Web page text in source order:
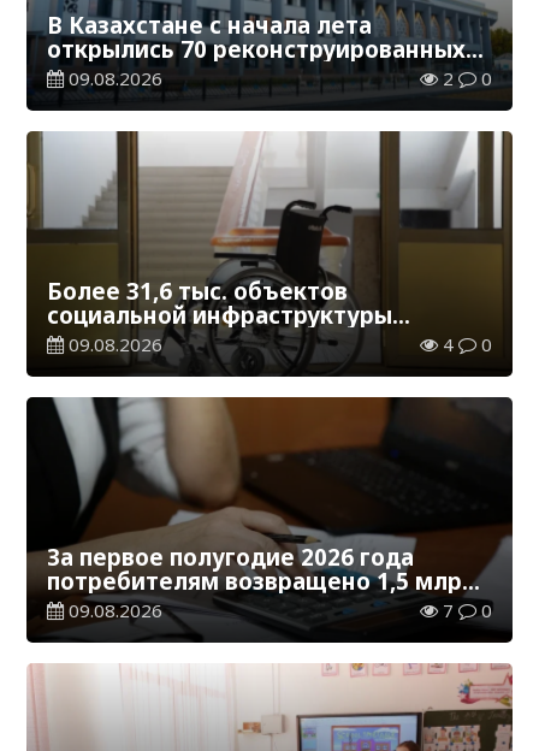
В Казахстане с начала лета
открылись 70 реконструированных
железнодорожных вокзалов
09.08.2026 2 0
Более 31,6 тыс. объектов
социальной инфраструктуры
адаптированы для лиц с
инвалидностью
09.08.2026 4 0
За первое полугодие 2026 года
потребителям возвращено 1,5 млрд
тенге
09.08.2026 7 0